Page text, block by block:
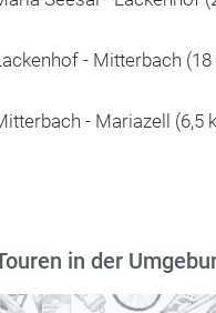
- Mitterbach (18
- Mariazell (6,5
in der